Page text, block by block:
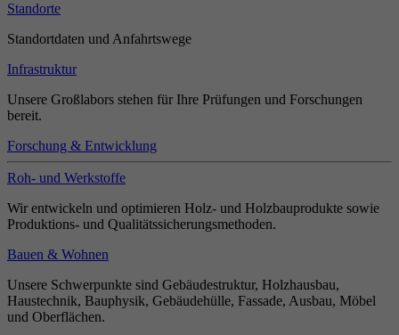
Standorte
Standortdaten und Anfahrtswege
Infrastruktur
Unsere Großlabors stehen für Ihre Prüfungen und Forschungen
bereit.
Forschung & Entwicklung
Roh- und Werkstoffe
Wir entwickeln und optimieren Holz- und Holzbauprodukte sowie
Produktions- und Qualitätssicherungsmethoden.
Bauen & Wohnen
Unsere Schwerpunkte sind Gebäudestruktur, Holzhausbau,
Haustechnik, Bauphysik, Gebäudehülle, Fassade, Ausbau, Möbel
und Oberflächen.